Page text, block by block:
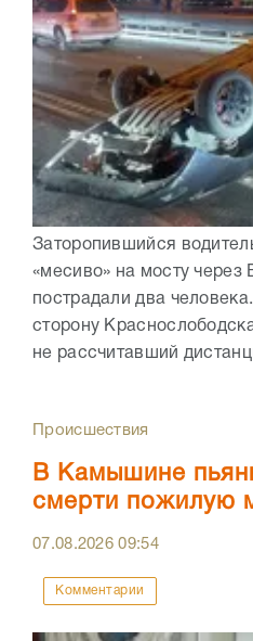
Заторопившийся
«месиво» на мосту через
пострадали два
сторону
не рассчитавший
Происшествия
В Камышине
смерти пожилую
07.08.202609:54
Комментарии